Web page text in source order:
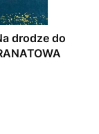
drodze do
wersja GRANATOWA